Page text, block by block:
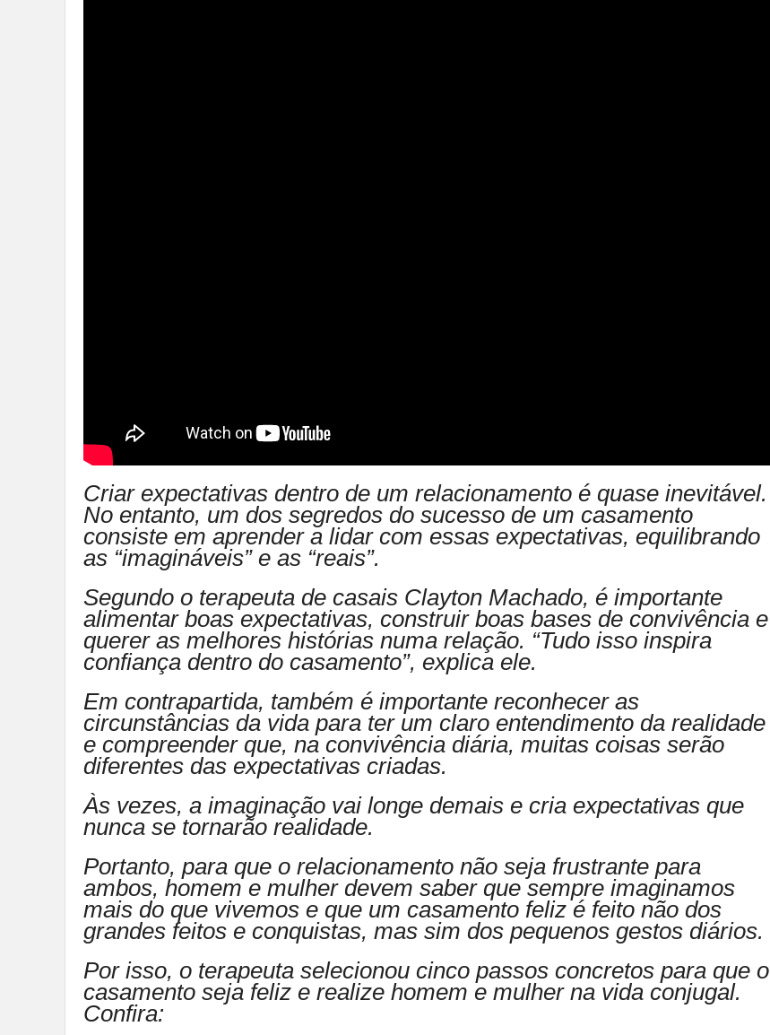
Criar expectativas dentro de um relacionamento é quase inevitável.
No entanto, um dos segredos do sucesso de um casamento
consiste em aprender a lidar com essas expectativas, equilibrando
as “imagináveis” e as “reais”.
Segundo o terapeuta de casais Clayton Machado, é importante
alimentar boas expectativas, construir boas bases de convivência e
querer as melhores histórias numa relação. “Tudo isso inspira
confiança dentro do casamento”, explica ele.
Em contrapartida, também é importante reconhecer as
circunstâncias da vida para ter um claro entendimento da realidade
e compreender que, na convivência diária, muitas coisas serão
diferentes das expectativas criadas.
Às vezes, a imaginação vai longe demais e cria expectativas que
nunca se tornarão realidade.
Portanto, para que o relacionamento não seja frustrante para
ambos, homem e mulher devem saber que sempre imaginamos
mais do que vivemos e que um casamento feliz é feito não dos
grandes feitos e conquistas, mas sim dos pequenos gestos diários.
Por isso, o terapeuta selecionou cinco passos concretos para que o
casamento seja feliz e realize homem e mulher na vida conjugal.
Confira: